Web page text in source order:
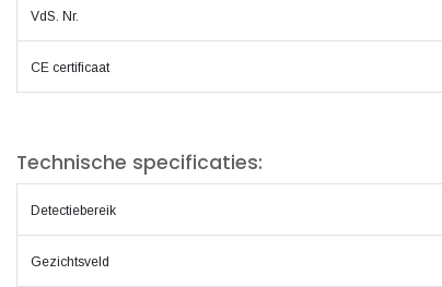
VdS. Nr.
CE certificaat
Technische specificaties:
Detectiebereik
Gezichtsveld